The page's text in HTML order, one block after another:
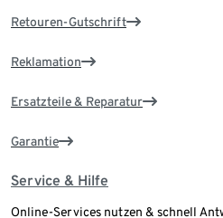
Retouren-Gutschrift
Reklamation
Ersatzteile & Reparatur
Garantie
Service & Hilfe
Online-Services nutzen & schnell